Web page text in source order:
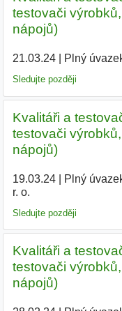
testovači
nápojů)
21.03.24| Plný
Sledujte později
Kvalitáři a
testovači
nápojů)
19.03.24| Plný
r. o.
Sledujte později
Kvalitáři a
testovači
nápojů)